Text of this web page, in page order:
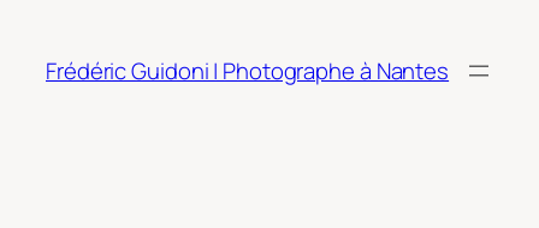
contenu
Frédéric Guidoni | Photographe à Nantes